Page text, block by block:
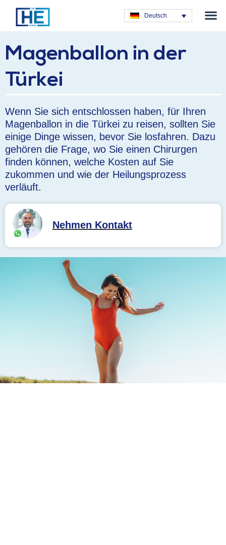
Deutsch
Magenballon in der
Türkei
Wenn Sie sich entschlossen haben, für Ihren
Magenballon in die Türkei zu reisen, sollten Sie
einige Dinge wissen, bevor Sie losfahren. Dazu
gehören die Frage, wo Sie einen Chirurgen
finden können, welche Kosten auf Sie
zukommen und wie der Heilungsprozess
verläuft.
Nehmen Kontakt